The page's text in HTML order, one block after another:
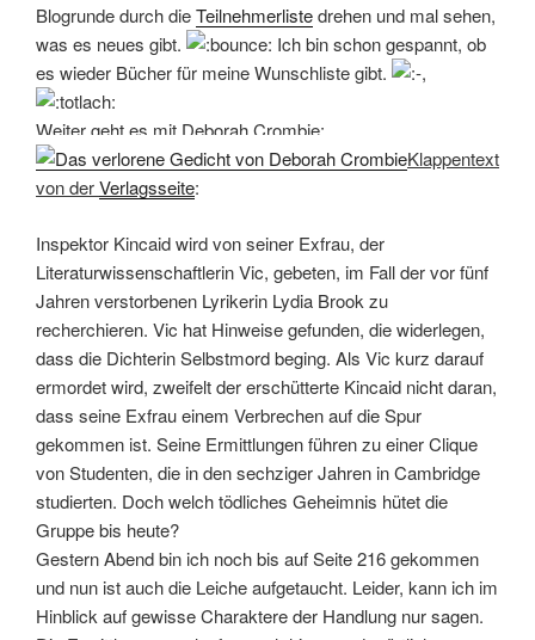
Blogrunde durch dieTeilnehmerlistedrehen und mal sehen,
was es neues gibt.
Ich bin schon gespannt, ob
es wieder Bücher für meine Wunschliste gibt.
Weiter geht es mit Deborah Crombie:
Klappentext
von derVerlagsseite:
Inspektor Kincaid wird von seiner Exfrau, der
Literaturwissenschaftlerin Vic, gebeten, im Fall der vor fünf
Jahren verstorbenen Lyrikerin Lydia Brook zu
recherchieren. Vic hat Hinweise gefunden, die widerlegen,
dass die Dichterin Selbstmord beging. Als Vic kurz darauf
ermordet wird, zweifelt der erschütterte Kincaid nicht daran,
dass seine Exfrau einem Verbrechen auf die Spur
gekommen ist. Seine Ermittlungen führen zu einer Clique
von Studenten, die in den sechziger Jahren in Cambridge
studierten. Doch welch tödliches Geheimnis hütet die
Gruppe bis heute?
Gestern Abend bin ich noch bis auf Seite 216 gekommen
und nun ist auch die Leiche aufgetaucht. Leider, kann ich im
Hinblick auf gewisse Charaktere der Handlung nur sagen.